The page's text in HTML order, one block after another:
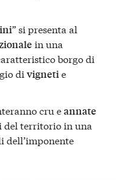
” si presenta al
in una
borgo di
divignetie
cru eannate
del territorio in una
dell’imponente